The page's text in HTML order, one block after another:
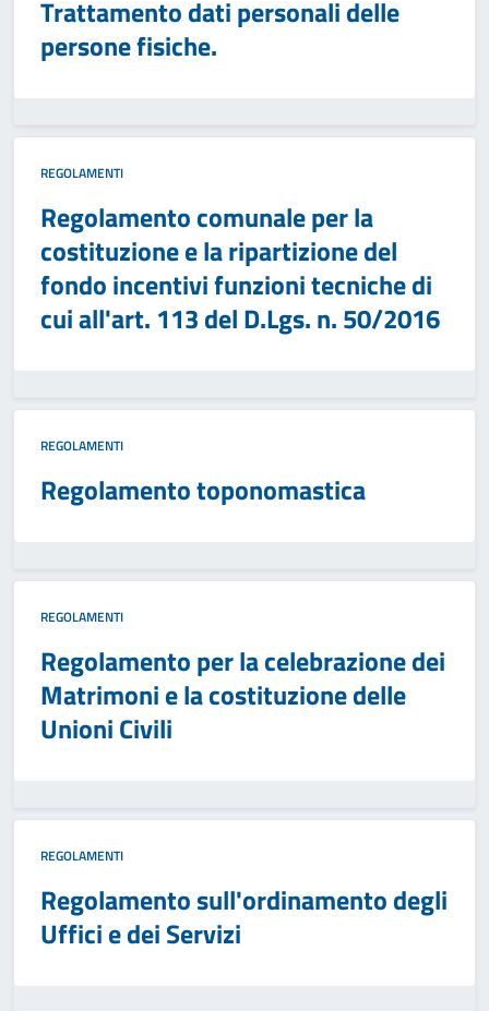
Trattamento dati personali delle
persone fisiche.
REGOLAMENTI
Regolamento comunale per la
costituzione e la ripartizione del
fondo incentivi funzioni tecniche di
cui all'art. 113 del D.Lgs. n. 50/2016
REGOLAMENTI
Regolamento toponomastica
REGOLAMENTI
Regolamento per la celebrazione dei
Matrimoni e la costituzione delle
Unioni Civili
REGOLAMENTI
Regolamento sull'ordinamento degli
Uffici e dei Servizi